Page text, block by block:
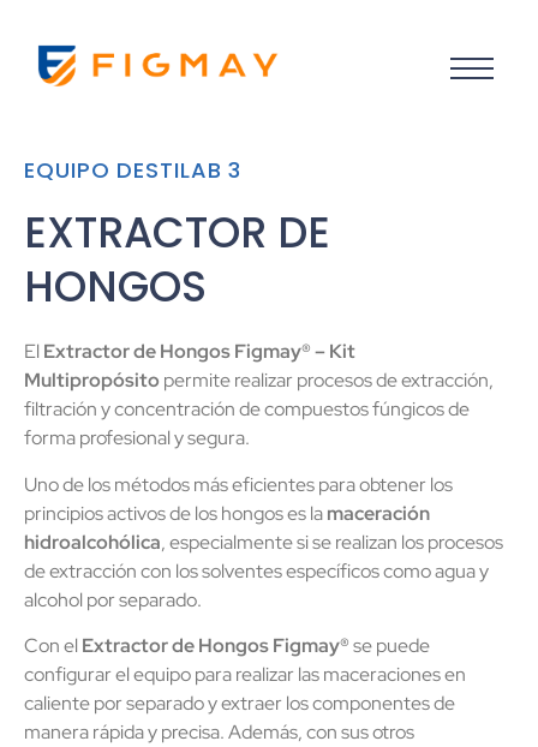
EQUIPO DESTILAB 3
EXTRACTOR DE
HONGOS
ElExtractor de Hongos Figmay® – Kit
Multipropósito permite realizar procesos de extracción,
filtración y concentración de compuestos fúngicos de
forma profesional y segura.
Uno de los métodos más eficientes para obtener los
principios activos de los hongos es lamaceración
hidroalcohólica, especialmente si se realizan los procesos
de extracción con los solventes específicos como agua y
alcohol por separado.
Con elExtractor de Hongos Figmay®se puede
configurar el equipo para realizar las maceraciones en
caliente por separado y extraer los componentes de
manera rápida y precisa. Además, con sus otros